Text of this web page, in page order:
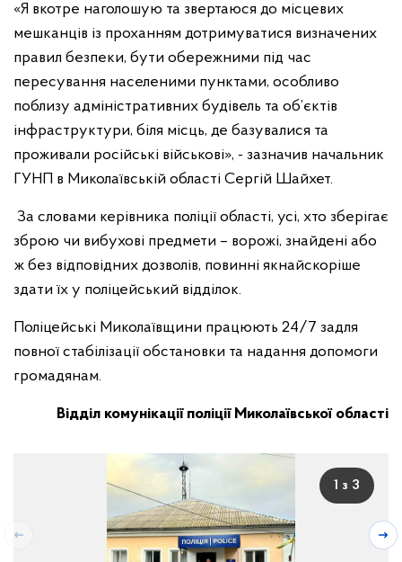
«Я вкотре наголошую та звертаюся до місцевих
мешканців із проханням дотримуватися визначених
правил безпеки, бути обережними під час
пересування населеними пунктами, особливо
поблизу адміністративних будівель та об’єктів
інфраструктури, біля місць, де базувалися та
проживали російські військові», - зазначив начальник
ГУНП в Миколаївській області Сергій Шайхет.
За словами керівника поліції області, усі, хто зберігає
зброю чи вибухові предмети – ворожі, знайдені або
ж без відповідних дозволів, повинні якнайскоріше
здати їх у поліцейський відділок.
Поліцейські Миколаївщини працюють 24/7 задля
повної стабілізації обстановки та надання допомоги
громадянам.
Відділ комунікації поліції Миколаївської області
1 з 3